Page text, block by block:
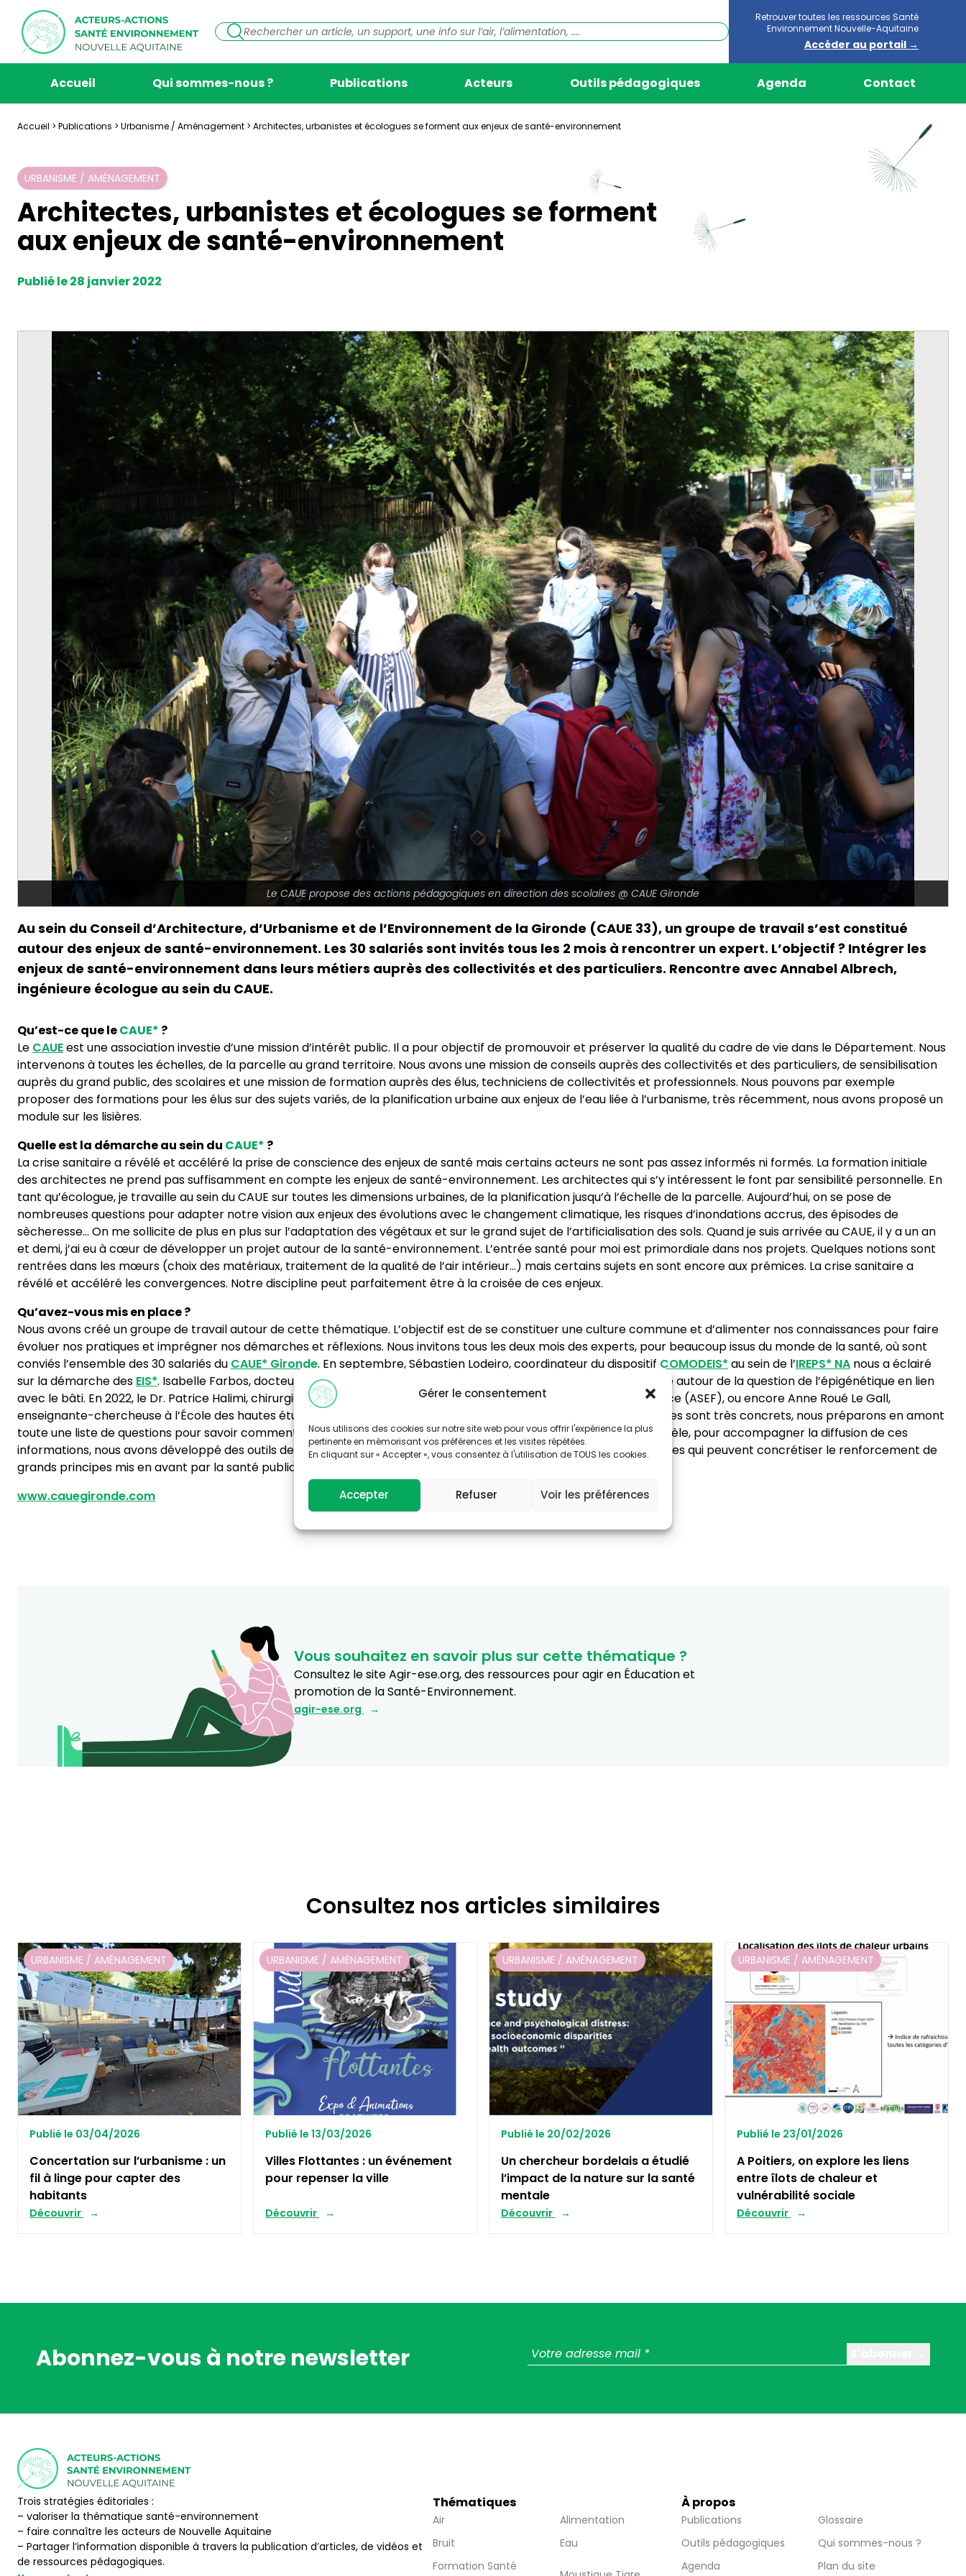
Gérer le consentement
Nous utilisons des cookies sur notre site web pour vous offrir l'expérience la plus
pertinente en mémorisant vos préférences et les visites répétées.
En cliquant sur « Accepter », vous consentez à l'utilisation de TOUS les cookies.
Accepter Refuser Voir les préférences
Retrouver toutes les ressources Santé
Environnement Nouvelle-Aquitaine
Accéder au portail →
Accueil Qui sommes-nous ? Publications Acteurs Outils pédagogiques Agenda Contact
Accueil > Publications > Urbanisme / Aménagement > Architectes, urbanistes et écologues se forment aux enjeux de santé-environnement
URBANISME / AMÉNAGEMENT
Architectes, urbanistes et écologues se forment
aux enjeux de santé-environnement
Publié le 28 janvier 2022
Le CAUE propose des actions pédagogiques en direction des scolaires @ CAUE Gironde
Au sein du Conseil d’Architecture, d’Urbanisme et de l’Environnement de la Gironde (CAUE 33), un groupe de travail s’est constitué
autour des enjeux de santé-environnement. Les 30 salariés sont invités tous les 2 mois à rencontrer un expert. L’objectif ? Intégrer les
enjeux de santé-environnement dans leurs métiers auprès des collectivités et des particuliers. Rencontre avec Annabel Albrech,
ingénieure écologue au sein du CAUE.
Qu’est-ce que leCAUE* ?
Le CAUEest une association investie d’une mission d’intérêt public. Il a pour objectif de promouvoir et préserver la qualité du cadre de vie dans le Département. Nous
intervenons à toutes les échelles, de la parcelle au grand territoire. Nous avons une mission de conseils auprès des collectivités et des particuliers, de sensibilisation
auprès du grand public, des scolaires et une mission de formation auprès des élus, techniciens de collectivités et professionnels. Nous pouvons par exemple
proposer des formations pour les élus sur des sujets variés, de la planification urbaine aux enjeux de l’eau liée à l’urbanisme, très récemment, nous avons proposé un
module sur les lisières.
Quelle est la démarche au sein du CAUE* ?
La crise sanitaire a révélé et accéléré la prise de conscience des enjeux de santé mais certains acteurs ne sont pas assez informés ni formés. La formation initiale
des architectes ne prend pas suffisamment en compte les enjeux de santé-environnement. Les architectes qui s’y intéressent le font par sensibilité personnelle. En
tant qu’écologue, je travaille au sein du CAUE sur toutes les dimensions urbaines, de la planification jusqu’à l’échelle de la parcelle. Aujourd’hui, on se pose de
nombreuses questions pour adapter notre vision aux enjeux des évolutions avec le changement climatique, les risques d’inondations accrus, des épisodes de
sècheresse… On me sollicite de plus en plus sur l’adaptation des végétaux et sur le grand sujet de l’artificialisation des sols. Quand je suis arrivée au CAUE, il y a un an
et demi, j’ai eu à cœur de développer un projet autour de la santé-environnement. L’entrée santé pour moi est primordiale dans nos projets. Quelques notions sont
rentrées dans les mœurs (choix des matériaux, traitement de la qualité de l’air intérieur…) mais certains sujets en sont encore aux prémices. La crise sanitaire a
révélé et accéléré les convergences. Notre discipline peut parfaitement être à la croisée de ces enjeux.
Qu’avez-vous mis en place ?
Nous avons créé un groupe de travail autour de cette thématique. L’objectif est de se constituer une culture commune et d’alimenter nos connaissances pour faire
évoluer nos pratiques et imprégner nos démarches et réflexions. Nous invitons tous les deux mois des experts, pour beaucoup issus du monde de la santé, où sont
conviés l’ensemble des 30 salariés du CAUE* Gironde. En septembre, Sébastien Lodeiro, coordinateur du dispositif COMODEIS* au sein de l’IREPS* NA nous a éclairé
sur la démarche des EIS*. Isabelle Farbos, docteur en génétique et biologie moléculaire a pris la relève en décembre autour de la question de l’épigénétique en lien
avec le bâti. En 2022, le Dr. Patrice Halimi, chirurgien-pédiatre, à l’origine de l’Association Santé Environnement France (ASEF), ou encore Anne Roué Le Gall,
enseignante-chercheuse à l’École des hautes études en Santé Publique, interviendront devant l’équipe. Ces échanges sont très concrets, nous préparons en amont
toute une liste de questions pour savoir comment réutiliser ces recommandations et distinguer des leviers. En parallèle, pour accompagner la diffusion de ces
informations, nous avons développé des outils de partage en interne. L’architecture et l’urbanisme sont des disciplines qui peuvent concrétiser le renforcement de
grands principes mis en avant par la santé publique. Et au sein du CAUE, le sujet intéresse.
www.cauegironde.com
Vous souhaitez en savoir plus sur cette thématique ?
Consultez le site Agir-ese.org, des ressources pour agir en Éducation et
promotion de la Santé-Environnement.
agir-ese.org
Consultez nos articles similaires
URBANISME / AMÉNAGEMENT
Publié le 03/04/2026
Concertation sur l’urbanisme : un
fil à linge pour capter des
habitants
Découvrir
URBANISME / AMÉNAGEMENT
Publié le 13/03/2026
Villes Flottantes : un événement
pour repenser la ville
Découvrir
URBANISME / AMÉNAGEMENT
Publié le 20/02/2026
Un chercheur bordelais a étudié
l’impact de la nature sur la santé
mentale
Découvrir
URBANISME / AMÉNAGEMENT
Publié le 23/01/2026
A Poitiers, on explore les liens
entre îlots de chaleur et
vulnérabilité sociale
Découvrir
Abonnez-vous à notre newsletter
Trois stratégies éditoriales :
– valoriser la thématique santé-environnement
– faire connaître les acteurs de Nouvelle Aquitaine
– Partager l’information disponible à travers la publication d’articles, de vidéos et
de ressources pédagogiques.
Thématiques
Air
Alimentation
Bruit
Eau
Formation Santé
À propos
Publications
Glossaire
Outils pédagogiques
Qui sommes-nous ?
Agenda
Plan du site